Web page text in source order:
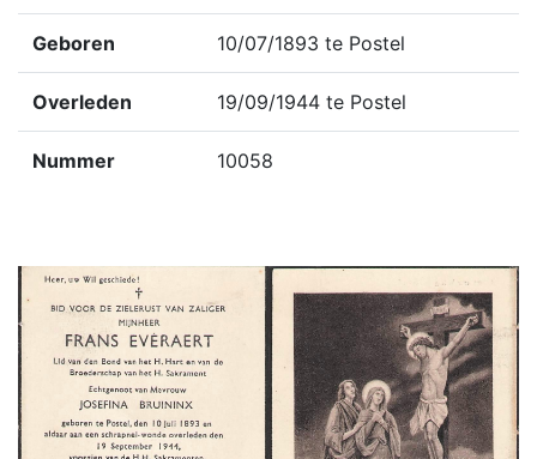
Geboren 10/07/1893 te Postel
Overleden 19/09/1944 te Postel
Nummer 10058